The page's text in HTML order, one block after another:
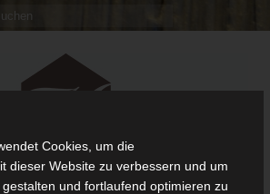
Cookies, um die
dieser Website zu verbessern und um
und fortlaufend optimieren zu